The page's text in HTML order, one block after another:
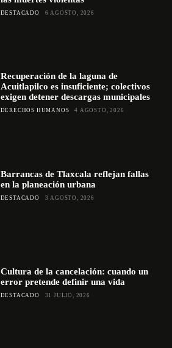
DESTACADO 6 AGOSTO, 2026
Recuperación de la laguna de
Acuitlapilco es insuficiente; colectivos
exigen detener descargas municipales
DERECHOS HUMANOS 4 AGOSTO, 2026
Barrancas de Tlaxcala reflejan fallas
en la planeación urbana
DESTACADO 3 AGOSTO, 2026
Cultura de la cancelación: cuando un
error pretende definir una vida
DESTACADO 31 JULIO, 2026